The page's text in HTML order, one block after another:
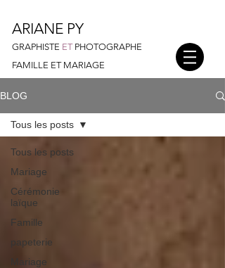
ARIANE PY
GRAPHISTE ET PHOTOGRAPHE
FAMILLE ET MARIAGE
BLOG
Tous les posts
Mariage
Cérémonie
laïque
Famille
papeterie
Mariage
Tous les posts